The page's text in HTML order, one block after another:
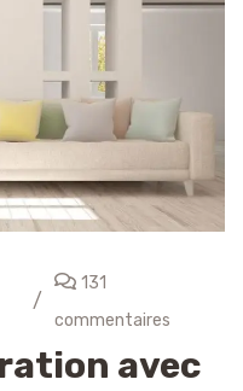
/
131
commentaires
avec